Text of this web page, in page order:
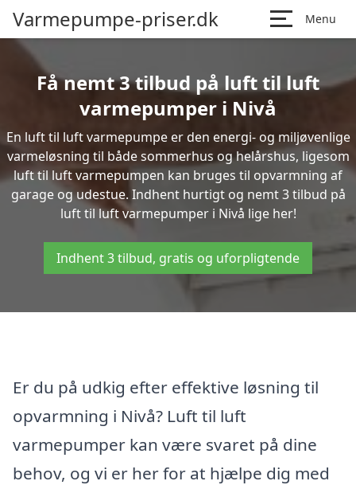
Varmepumpe-priser.dk Menu
Få nemt 3 tilbud på luft til luft
varmepumper i Nivå
En luft til luft varmepumpe er den energi- og miljøvenlige
varmeløsning til både sommerhus og helårshus, ligesom
luft til luft varmepumpen kan bruges til opvarmning af
garage og udestue. Indhent hurtigt og nemt 3 tilbud på
luft til luft varmepumper i Nivå lige her!
Indhent 3 tilbud, gratis og uforpligtende
Er du på udkig efter effektive løsning til
opvarmning i Nivå? Luft til luft
varmepumper kan være svaret på dine
behov, og vi er her for at hjælpe dig med